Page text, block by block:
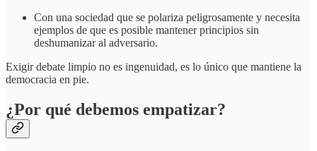
Con una sociedad que se polariza peligrosamente y necesita
ejemplos de que es posible mantener principios sin
deshumanizar al adversario.
Exigir debate limpio no es ingenuidad, es lo único que mantiene la
democracia en pie.
¿Por qué debemos empatizar?